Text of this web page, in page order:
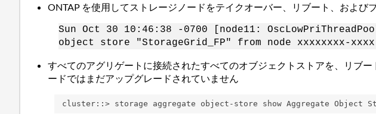
ONTAP を使用してストレージノードをテイクオーバー、リブート、およ
Sun Oct 30 10:46:38 -0700 [node11:
object store "StorageGrid_FP" from node xxxxxxxx-
すべてのアグリゲートに接続されたすべてのオブジェクトストアを、リブ
ードではまだアップグレードされていません
cluster::> storage aggregate object-store show Aggregate Object